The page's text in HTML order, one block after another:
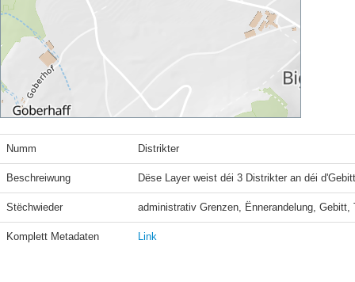
Numm Distrikter
Beschreiwung Dëse Layer weist déi 3 Distrikter an déi
Stëchwieder administrativ Grenzen, Ënnerandelung,
Komplett Metadaten Link